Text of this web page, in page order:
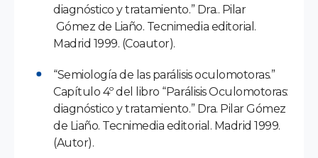
diagnóstico y tratamiento.” Dra.. Pilar
Gómez de Liaño. Tecnimedia editorial.
Madrid 1999. (Coautor).
“Semiología de las parálisis oculomotoras.”
Capítulo 4º del libro “Parálisis Oculomotoras:
diagnóstico y tratamiento.” Dra. Pilar Gómez
de Liaño. Tecnimedia editorial. Madrid 1999.
(Autor).